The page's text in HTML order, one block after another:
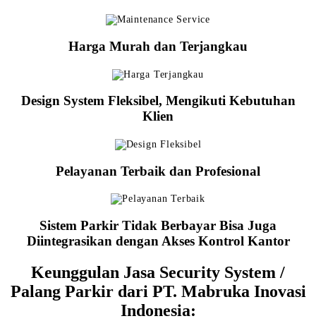
Harga Murah dan Terjangkau
Design System Fleksibel, Mengikuti Kebutuhan
Klien
Pelayanan Terbaik dan Profesional
Sistem Parkir Tidak Berbayar Bisa Juga
Diintegrasikan dengan Akses Kontrol Kantor
Keunggulan Jasa Security System /
Palang Parkir dari PT. Mabruka Inovasi
Indonesia: